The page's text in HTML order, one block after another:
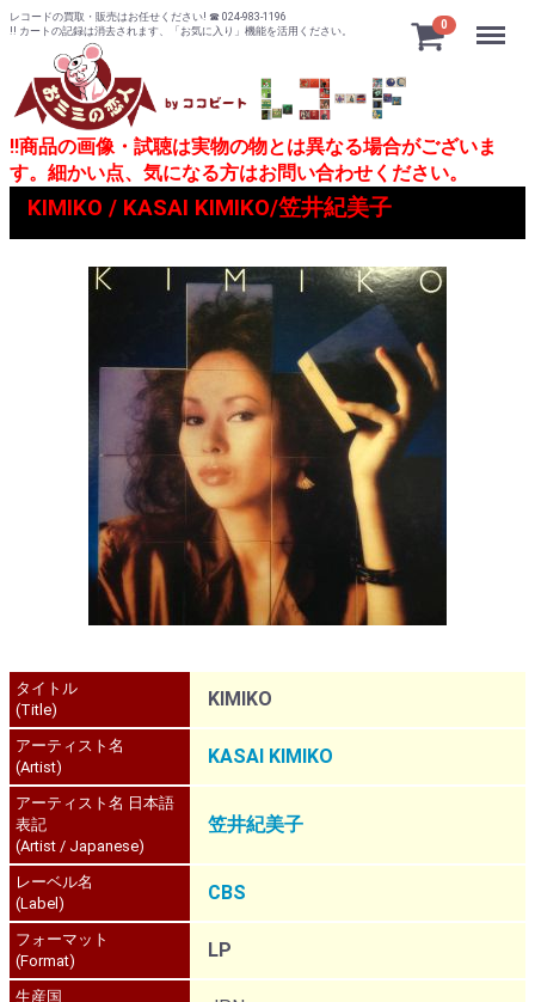
レコードの買取・販売はお任せください! ☎ 024-983-1196
!! カートの記録は消去されます、「お気に入り」機能を活用ください。
0 Menu
!!商品の画像・試聴は実物の物とは異なる場合がございま
す。細かい点、気になる方はお問い合わせください。
KIMIKO / KASAI KIMIKO/笠井紀美子
タイトル
(Title)
KIMIKO
アーティスト名
(Artist)
KASAI KIMIKO
アーティスト名 日本語
表記
(Artist / Japanese)
笠井紀美子
レーベル名
(Label)
CBS
フォーマット
(Format)
LP
生産国